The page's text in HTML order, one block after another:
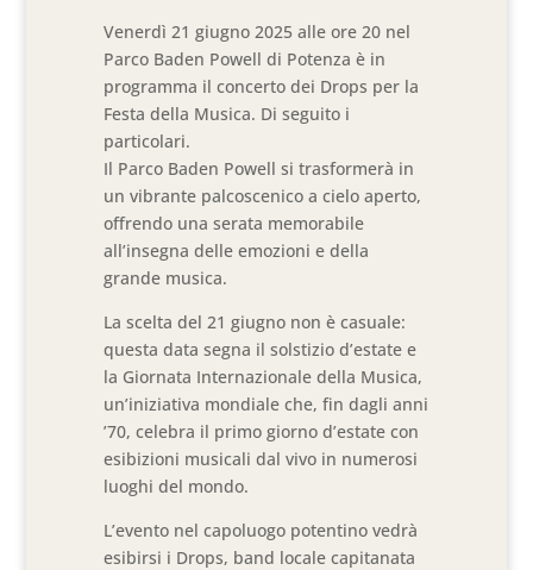
Venerdì 21 giugno 2025 alle ore 20 nel
Parco Baden Powell di Potenza è in
programma il concerto dei Drops per la
Festa della Musica. Di seguito i
particolari.
Il Parco Baden Powell si trasformerà in
un vibrante palcoscenico a cielo aperto,
offrendo una serata memorabile
all’insegna delle emozioni e della
grande musica.
La scelta del 21 giugno non è casuale:
questa data segna il solstizio d’estate e
la Giornata Internazionale della Musica,
un’iniziativa mondiale che, fin dagli anni
’70, celebra il primo giorno d’estate con
esibizioni musicali dal vivo in numerosi
luoghi del mondo.
L’evento nel capoluogo potentino vedrà
esibirsi i Drops, band locale capitanata